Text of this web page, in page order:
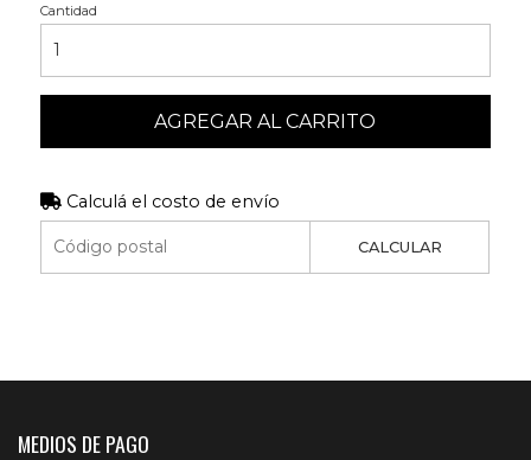
Cantidad
AGREGAR AL CARRITO
Calculá el costo de envío
CALCULAR
MEDIOS DE PAGO